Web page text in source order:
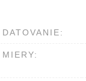
DATOVANIE:
MIERY: